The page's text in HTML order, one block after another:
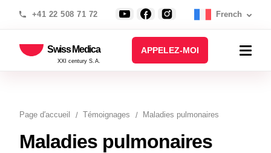
+41 22 508 71 72 French
Swiss Medica
XXI century S.A.
APPELEZ-MOI
Page d′accueil Témoignages Maladies pulmonaires
Maladies pulmonaires